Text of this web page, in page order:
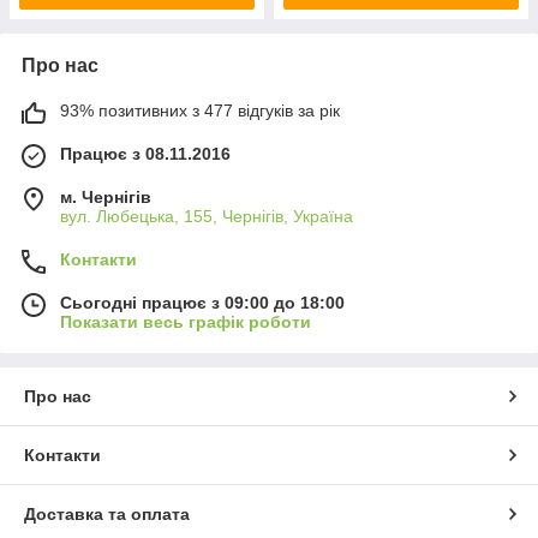
Про нас
93% позитивних з 477 відгуків за рік
Працює з 08.11.2016
м. Чернігів
вул. Любецька, 155, Чернігів, Україна
Контакти
Сьогодні працює з 09:00 до 18:00
Показати весь графік роботи
Про нас
Контакти
Доставка та оплата